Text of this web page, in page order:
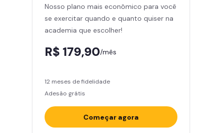
Skeelo App (Audiobook)*
Área de musculação e aeróbicos
Smart Fit App
Nosso plano mais econômico para você
se exercitar quando e quanto quiser na
academia que escolher!
R$ 179,90/mês
12 meses de fidelidade
Adesão grátis
Começar agora